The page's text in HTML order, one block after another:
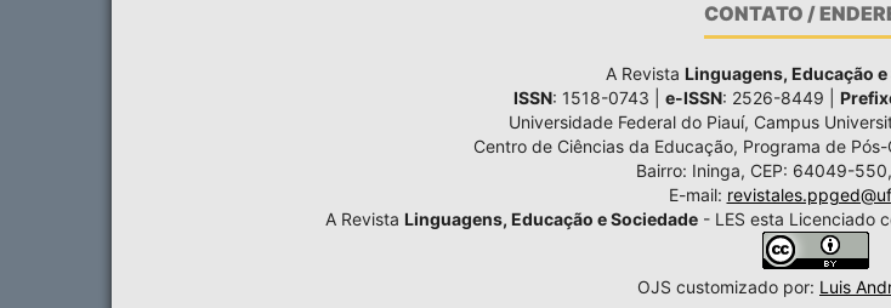
CONTATO /
A Revista Linguagens, Educação
ISSN: 1518-0743 | e-ISSN: 2526-8449 |
Universidade Federal do Piauí, Campus
Centro de Ciências da Educação, Programa de
Bairro: Ininga, CEP: 64049-
E-mail:
A Revista Linguagens, Educação e Sociedade- LES esta Licenciado
OJS customizado por: Luis